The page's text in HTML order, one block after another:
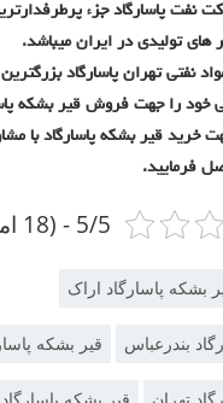
نفت پاسارگاد جزء
های تولیدی در ایران میباشد.
نفتی تهران پاسارگاد
خود را جهت فروش قیر بشکه
خرید قیر بشکه پاسارگاد با
فرمایید.
5/5 - (18 امتیاز)
بشکه پاسارگاد اراک
بندرعباس قیر بشکه